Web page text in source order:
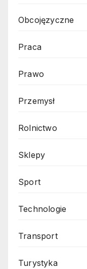
Obcojęzyczne
Praca
Prawo
Przemysł
Rolnictwo
Sklepy
Sport
Technologie
Transport
Turystyka